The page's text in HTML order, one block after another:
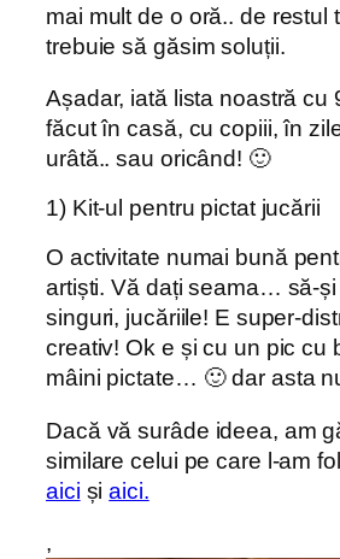
mai mult de o oră.. de restul
trebuie să găsim soluții.
Așadar, iată lista noastră cu
făcut în casă, cu copiii, în
urâtă.. sau oricând! 🙂
1) Kit-ul pentru pictat jucării
O activitate numai bună
artiști. Vă dați seama… să-și
singuri, jucăriile! E super-
creativ! Ok e și cu un pic cu
mâini pictate… 🙂 dar asta
Dacă vă surâde ideea, am
similare celui pe care l-am
aici șiaici.
,